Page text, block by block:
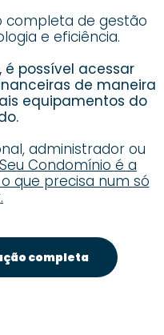
completa de gestão
e eficiência.
possível acessar
de maneira
equipamentos do
administrador ou
Condomínio é a
que precisa num só
completa